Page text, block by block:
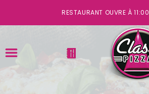
RESTAURANT OUVRE À 11:00